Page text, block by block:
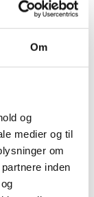
Om
og
medier og til
om
inden
og